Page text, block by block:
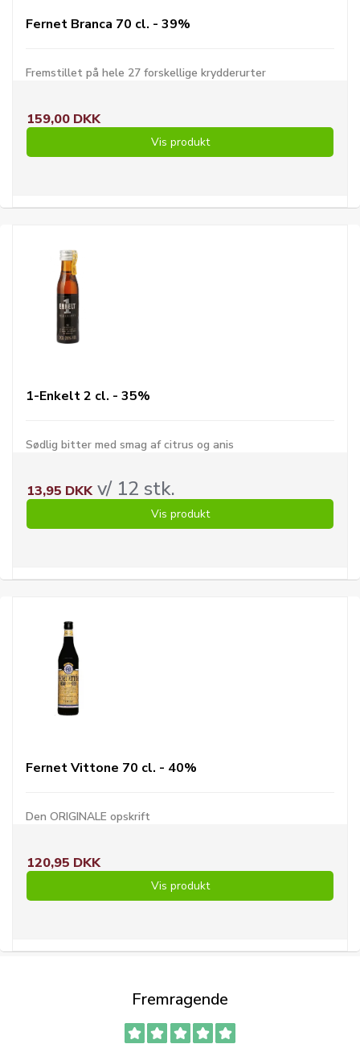
Fernet Branca 70 cl. - 39%
Fremstillet på hele 27 forskellige krydderurter
159,00 DKK
Vis produkt
1-Enkelt 2 cl. - 35%
Sødlig bitter med smag af citrus og anis
13,95 DKKv/ 12 stk.
Vis produkt
Fernet Vittone 70 cl. - 40%
Den ORIGINALE opskrift
120,95 DKK
Vis produkt
Fremragende